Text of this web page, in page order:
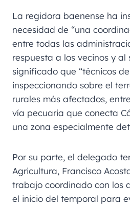
La regidora baenense ha
necesidad de “una
entre todas las
respuesta a los vecinos y al
significado que “técnicos
inspeccionando sobre el
rurales más afectados,
vía pecuaria que conecta
una zona especialmente
Por su parte, el delegado
Agricultura, Francisco
trabajo coordinado con los
el inicio del temporal para